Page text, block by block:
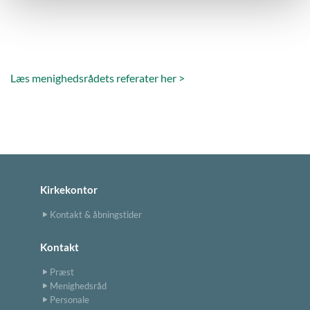
Læs menighedsrådets referater her >
Kirkekontor
Kontakt & åbningstider
Kontakt
Præst
Menighedsråd
Personale